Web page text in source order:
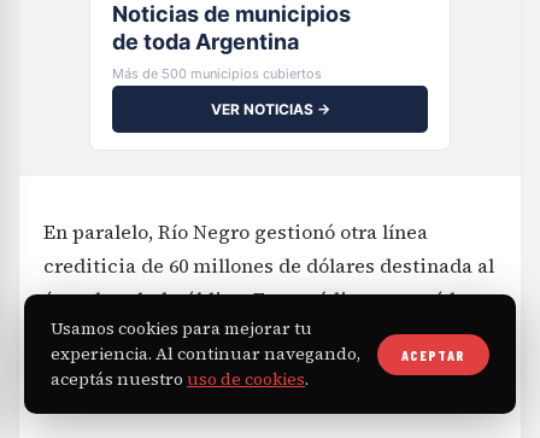
Noticias de municipios
de toda Argentina
Más de 500 municipios cubiertos
VER NOTICIAS →
En paralelo, Río Negro gestionó otra línea
crediticia de 60 millones de dólares destinada al
área de salud pública. Este crédito apoyará la
implementación del Plan de Salud 2026-2031,
cuyo objetivo es modernizar el sistema sanitario
Usamos cookies para mejorar tu
experiencia. Al continuar navegando,
aceptás nuestro uso de cookies.
ACEPTAR